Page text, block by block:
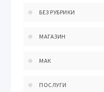
БЕЗ РУБРИКИ
МАГАЗИН
МАК
ПОСЛУГИ